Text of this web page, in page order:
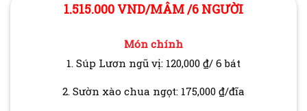
1.515.000 VND/MÂM /6 NGƯỜI
Món chính
1. Súp Lươn ngũ vị: 120,000 ₫/ 6 bát
2. Sườn xào chua ngọt: 175,000 ₫/đĩa